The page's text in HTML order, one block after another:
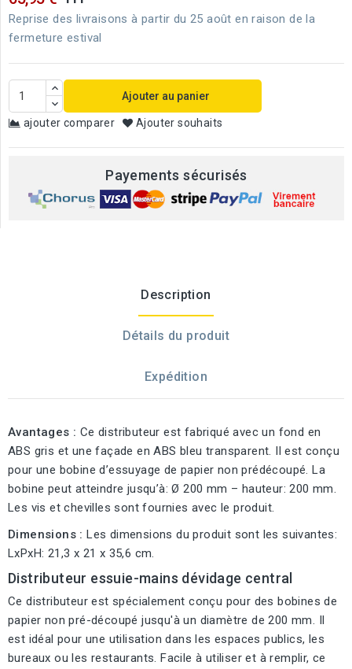
Reprise des livraisons à partir du 25 août en raison de la
fermeture estival
Ajouter au panier
ajouter comparer Ajouter souhaits
Payements sécurisés
Description
Détails du produit
Expédition
Avantages : Ce distributeur est fabriqué avec un fond en
ABS gris et une façade en ABS bleu transparent. Il est conçu
pour une bobine d’essuyage de papier non prédécoupé. La
bobine peut atteindre jusqu’à: Ø 200 mm – hauteur: 200 mm.
Les vis et chevilles sont fournies avec le produit.
Dimensions : Les dimensions du produit sont les suivantes:
LxPxH: 21,3 x 21 x 35,6 cm.
Distributeur essuie-mains dévidage central
Ce distributeur est spécialement conçu pour des bobines de
papier non pré-découpé jusqu'à un diamètre de 200 mm. Il
est idéal pour une utilisation dans les espaces publics, les
bureaux ou les restaurants. Facile à utiliser et à remplir, ce